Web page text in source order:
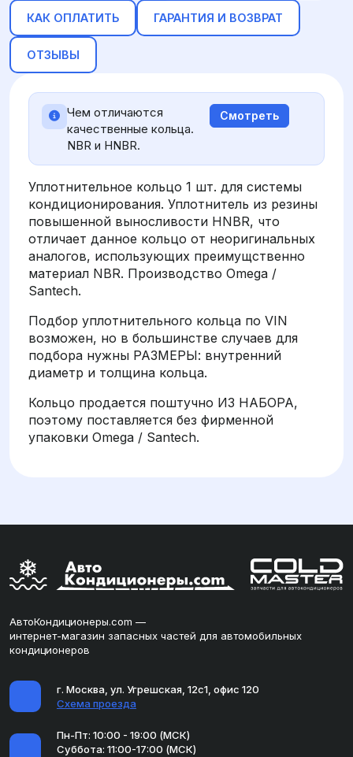
КАК ОПЛАТИТЬ ГАРАНТИЯ И ВОЗВРАТ
ОТЗЫВЫ
Чем отличаются
качественные кольца.
NBR и HNBR.
Смотреть
Уплотнительное кольцо 1 шт. для системы
кондиционирования. Уплотнитель из резины
повышенной выносливости HNBR, что
отличает данное кольцо от неоригинальных
аналогов, использующих преимущственно
материал NBR. Производство Omega /
Santech.
Подбор уплотнительного кольца по VIN
возможен, но в большинстве случаев для
подбора нужны РАЗМЕРЫ: внутренний
диаметр и толщина кольца.
Кольцо продается поштучно ИЗ НАБОРА,
поэтому поставляется без фирменной
упаковки Omega / Santech.
АвтоКондиционеры.com —
интернет-магазин запасных частей для автомобильных
кондиционеров
г. Москва, ул. Угрешская, 12с1, офис 120
Схема проезда
Пн-Пт: 10:00 - 19:00 (МСК)
Суббота: 11:00-17:00 (МСК)